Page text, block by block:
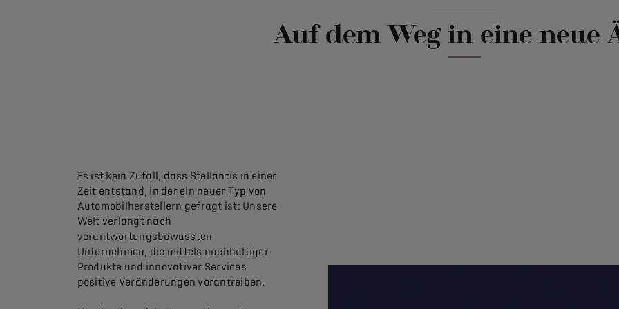
Auf dem Weg in eine neue
Es ist kein Zufall, dass Stellantis in einer
Zeit entstand, in der ein neuer Typ von
Automobilherstellern gefragt ist: Unsere
Welt verlangt nach
verantwortungsbewussten
Unternehmen, die mittels nachhaltiger
Produkte und innovativer Services
positive Veränderungen vorantreiben.